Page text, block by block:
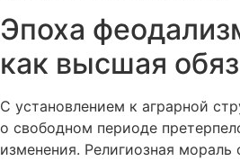
Эпоха
как высшая
С установлением к аграрной
о свободном периоде
изменения. Религиозная мораль